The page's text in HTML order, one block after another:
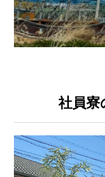
COMPANY
WORK
社員寮